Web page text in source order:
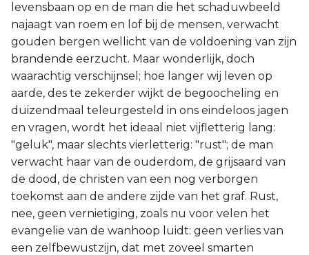
levensbaan op en de man die het schaduwbeeld
najaagt van roem en lof bij de mensen, verwacht
gouden bergen wellicht van de voldoening van zijn
brandende eerzucht. Maar wonderlijk, doch
waarachtig verschijnsel; hoe langer wij leven op
aarde, des te zekerder wijkt de begoocheling en
duizendmaal teleurgesteld in ons eindeloos jagen
en vragen, wordt het ideaal niet vijfletterig lang:
"geluk", maar slechts vierletterig: "rust"; de man
verwacht haar van de ouderdom, de grijsaard van
de dood, de christen van een nog verborgen
toekomst aan de andere zijde van het graf. Rust,
nee, geen vernietiging, zoals nu voor velen het
evangelie van de wanhoop luidt: geen verlies van
een zelfbewustzijn, dat met zoveel smarten